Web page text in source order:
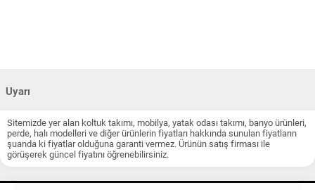
Uyarı
Sitemizde yer alan koltuk takımı, mobilya, yatak odası takımı, banyo ürünleri,
perde, halı modelleri ve diğer ürünlerin fiyatları hakkında sunulan fiyatların
şuanda ki fiyatlar olduğuna garanti vermez. Ürünün satış firması ile
görüşerek güncel fiyatını öğrenebilirsiniz.